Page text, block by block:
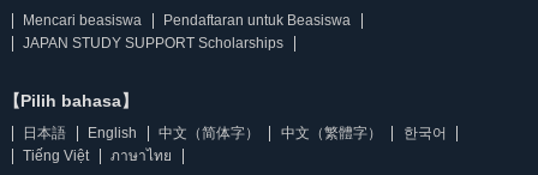
Mencari beasiswa
Pendaftaran untuk Beasiswa
JAPAN STUDY SUPPORT Scholarships
【Pilih bahasa】
日本語 English 中文（简体字） 中文（繁體字）
한국어
Tiếng Việt
ภาษาไทย